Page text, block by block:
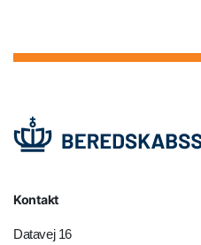
Kontakt
Datavej 16